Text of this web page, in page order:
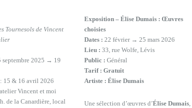
Tournesols de Vincent
septembre 2025 → 19
15 & 16 avril 2026
Vincent et moi
de la Canardière, local
Exposition – Élise Dumais : Œuvres
choisies
Dates : 22 février → 25 mars 2026
Lieu : 33, rue Wolfe, Lévis
Public : Général
Tarif : Gratuit
Artiste : Élise Dumais
Une sélection d’œuvres d’Élise Dumais,